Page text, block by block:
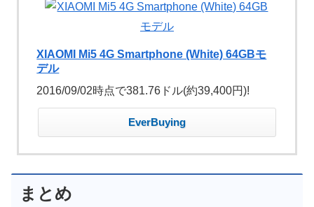
XIAOMI Mi5 4G Smartphone (White) 64GBモ
デル
2016/09/02時点で381.76ドル(約39,400円)!
EverBuying
まとめ